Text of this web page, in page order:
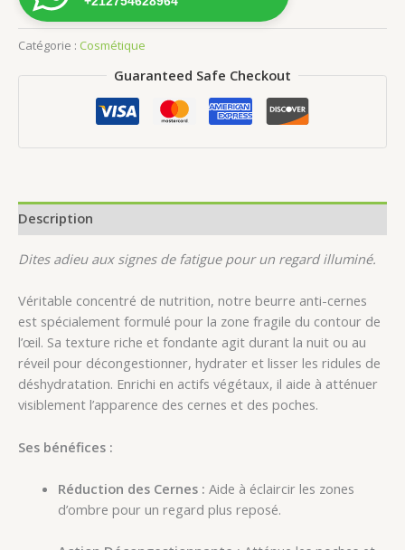
Cernes
Catégorie : Cosmétique
Guaranteed Safe Checkout
Description
Dites adieu aux signes de fatigue pour un regard illuminé.
Véritable concentré de nutrition, notre beurre anti-cernes
est spécialement formulé pour la zone fragile du contour de
l’œil. Sa texture riche et fondante agit durant la nuit ou au
réveil pour décongestionner, hydrater et lisser les ridules de
déshydratation. Enrichi en actifs végétaux, il aide à atténuer
visiblement l’apparence des cernes et des poches.
Ses bénéfices :
Réduction des Cernes : Aide à éclaircir les zones
d’ombre pour un regard plus reposé.